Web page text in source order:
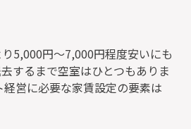
5,000円～7,000円程度安いにも
するまで空室はひとつもありま
営に必要な家賃設定の要素は